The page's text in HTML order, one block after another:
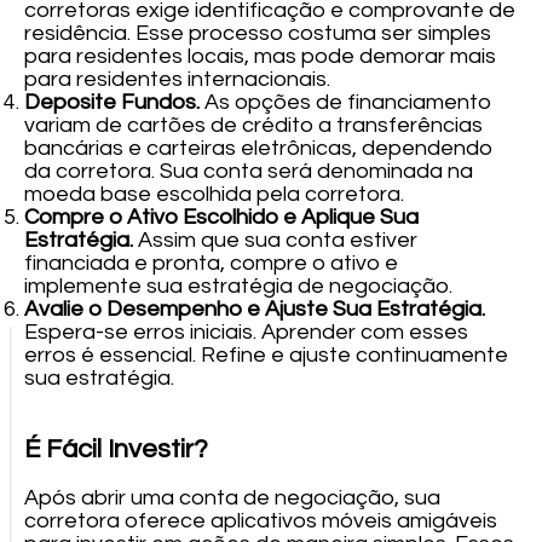
corretoras exige identificação e comprovante de
residência. Esse processo costuma ser simples
para residentes locais, mas pode demorar mais
para residentes internacionais.
Deposite Fundos.As opções de financiamento
variam de cartões de crédito a transferências
bancárias e carteiras eletrônicas, dependendo
da corretora. Sua conta será denominada na
moeda base escolhida pela corretora.
Compre o Ativo Escolhido e Aplique Sua
Estratégia.Assim que sua conta estiver
financiada e pronta, compre o ativo e
implemente sua estratégia de negociação.
Avalie o Desempenho e Ajuste Sua Estratégia.
Espera-se erros iniciais. Aprender com esses
erros é essencial. Refine e ajuste continuamente
sua estratégia.
É Fácil Investir?
Após abrir uma conta de negociação, sua
corretora oferece aplicativos móveis amigáveis